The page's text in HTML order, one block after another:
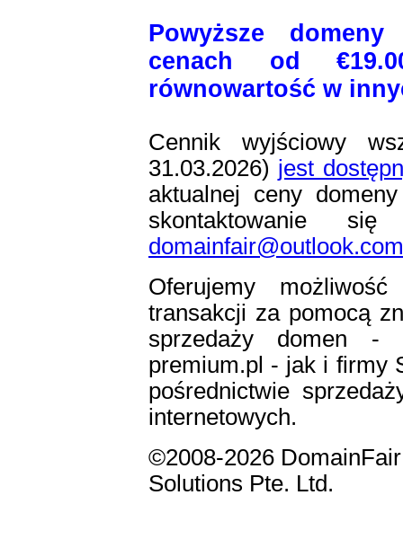
Powyższe
cenach od
równowartość w
Cennik wyjściowy
31.03.2026) jest
aktualnej ceny
skontaktowanie
domainfair@outlook.com
Oferujemy możliwość
transakcji za pomocą
sprzedaży domen -
premium.pl - jak i firmy
pośrednictwie
internetowych.
©2008-2026
Solutions Pte. Ltd.